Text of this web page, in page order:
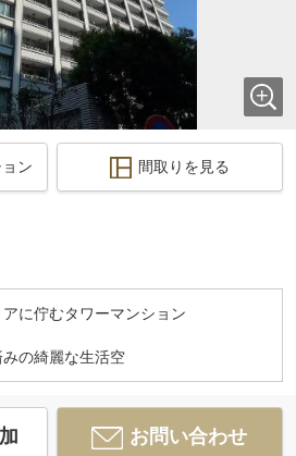
ン 間取りを見る
に佇むタワーマンション
の綺麗な生活空
お問い合わせ